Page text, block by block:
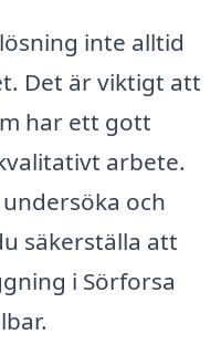
inte alltid
Det är viktigt att
har ett gott
arbete.
och
säkerställa att
i Sörforsa